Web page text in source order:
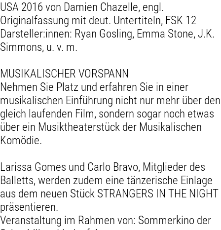
USA 2016 von Damien Chazelle, engl.
Originalfassung mit deut. Untertiteln, FSK 12
Darsteller:innen: Ryan Gosling, Emma Stone, J.K.
Simmons, u. v. m.
MUSIKALISCHER VORSPANN
Nehmen Sie Platz und erfahren Sie in einer
musikalischen Einführung nicht nur mehr über den
gleich laufenden Film, sondern sogar noch etwas
über ein Musiktheaterstück der Musikalischen
Komödie.
Larissa Gomes und Carlo Bravo, Mitglieder des
Balletts, werden zudem eine tänzerische Einlage
aus dem neuen Stück STRANGERS IN THE NIGHT
präsentieren.
Veranstaltung im Rahmen von: Sommerkino der